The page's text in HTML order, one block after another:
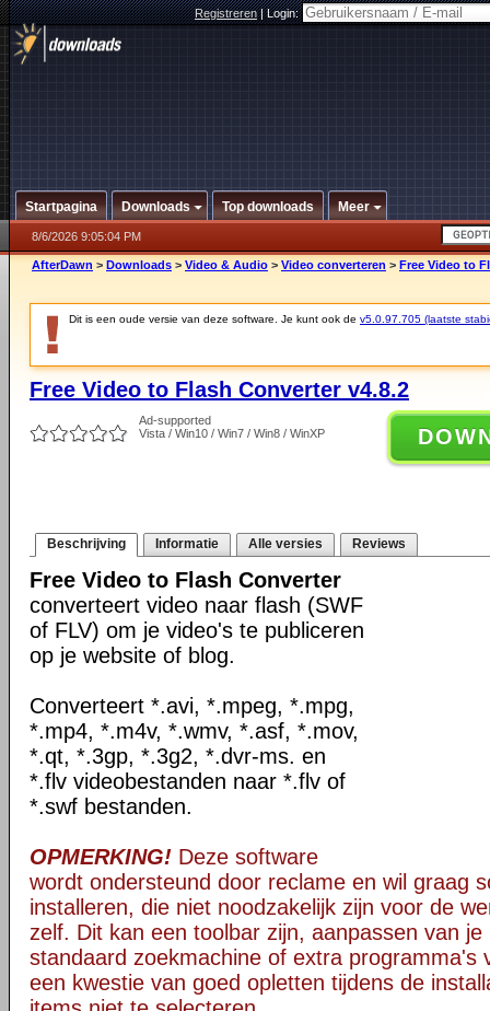
Registreren|Login:
Startpagina Downloads Top downloads Meer
8/6/2026 9:05:04 PM
AfterDawn > Downloads > Video & Audio > Video converteren > Free Video to
Dit is een oude versie van deze software. Je kunt ook de v5.0.97.705 (laatste
Free Video to Flash Converter v4.8.2
Ad-supported
Vista / Win10 / Win7 / Win8 / WinXP
Beschrijving Informatie Alle versies Reviews
Free Video to Flash Converter
converteert video naar flash (SWF
of FLV) om je video's te publiceren
op je website of blog.
Converteert *.avi, *.mpeg, *.mpg,
*.mp4, *.m4v, *.wmv, *.asf, *.mov,
*.qt, *.3gp, *.3g2, *.dvr-ms. en
*.flv videobestanden naar *.flv of
*.swf bestanden.
OPMERKING! Deze software
wordt ondersteund door reclame en wil graag
installeren, die niet noodzakelijk zijn voor de
zelf. Dit kan een toolbar zijn, aanpassen van
standaard zoekmachine of extra programma's
een kwestie van goed opletten tijdens de